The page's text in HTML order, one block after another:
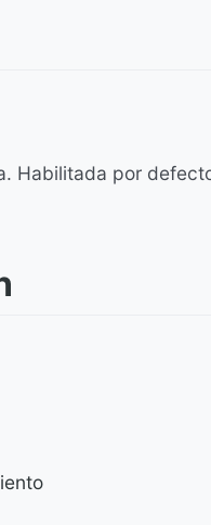
Habilitada por